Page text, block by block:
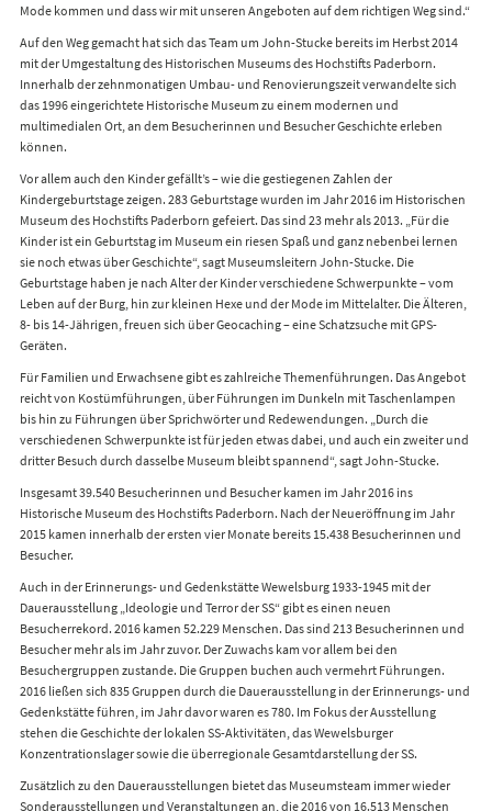
Mode kommen und dass wir mit unseren Angeboten auf dem richtigen Weg sind.“
Auf den Weg gemacht hat sich das Team um John-Stucke bereits im Herbst 2014
mit der Umgestaltung des Historischen Museums des Hochstifts Paderborn.
Innerhalb der zehnmonatigen Umbau- und Renovierungszeit verwandelte sich
das 1996 eingerichtete Historische Museum zu einem modernen und
multimedialen Ort, an dem Besucherinnen und Besucher Geschichte erleben
können.
Vor allem auch den Kinder gefällt’s – wie die gestiegenen Zahlen der
Kindergeburtstage zeigen. 283 Geburtstage wurden im Jahr 2016 im Historischen
Museum des Hochstifts Paderborn gefeiert. Das sind 23 mehr als 2013. „Für die
Kinder ist ein Geburtstag im Museum ein riesen Spaß und ganz nebenbei lernen
sie noch etwas über Geschichte“, sagt Museumsleitern John-Stucke. Die
Geburtstage haben je nach Alter der Kinder verschiedene Schwerpunkte – vom
Leben auf der Burg, hin zur kleinen Hexe und der Mode im Mittelalter. Die Älteren,
8- bis 14-Jährigen, freuen sich über Geocaching – eine Schatzsuche mit GPS-
Geräten.
Für Familien und Erwachsene gibt es zahlreiche Themenführungen. Das Angebot
reicht von Kostümführungen, über Führungen im Dunkeln mit Taschenlampen
bis hin zu Führungen über Sprichwörter und Redewendungen. „Durch die
verschiedenen Schwerpunkte ist für jeden etwas dabei, und auch ein zweiter und
dritter Besuch durch dasselbe Museum bleibt spannend“, sagt John-Stucke.
Insgesamt 39.540 Besucherinnen und Besucher kamen im Jahr 2016 ins
Historische Museum des Hochstifts Paderborn. Nach der Neueröffnung im Jahr
2015 kamen innerhalb der ersten vier Monate bereits 15.438 Besucherinnen und
Besucher.
Auch in der Erinnerungs- und Gedenkstätte Wewelsburg 1933-1945 mit der
Dauerausstellung „Ideologie und Terror der SS“ gibt es einen neuen
Besucherrekord. 2016 kamen 52.229 Menschen. Das sind 213 Besucherinnen und
Besucher mehr als im Jahr zuvor. Der Zuwachs kam vor allem bei den
Besuchergruppen zustande. Die Gruppen buchen auch vermehrt Führungen.
2016 ließen sich 835 Gruppen durch die Dauerausstellung in der Erinnerungs- und
Gedenkstätte führen, im Jahr davor waren es 780. Im Fokus der Ausstellung
stehen die Geschichte der lokalen SS-Aktivitäten, das Wewelsburger
Konzentrationslager sowie die überregionale Gesamtdarstellung der SS.
Zusätzlich zu den Dauerausstellungen bietet das Museumsteam immer wieder
Sonderausstellungen und Veranstaltungen an, die 2016 von 16.513 Menschen